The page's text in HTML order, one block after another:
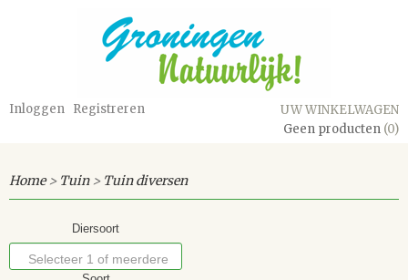
Inloggen Registreren
UW WINKELWAGEN
Geen producten (0)
Home> Tuin> Tuin diversen
Diersoort
Selecteer 1 of meerdere